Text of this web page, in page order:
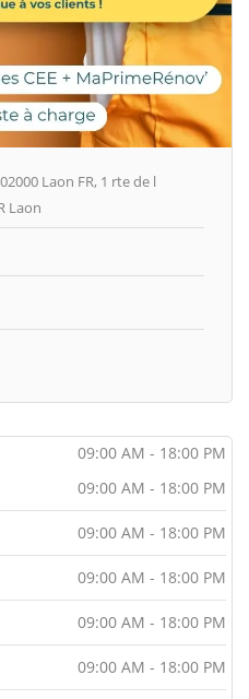
Laon FR, 1 rte de l
Laon
09:00 AM - 18:00 PM
09:00 AM - 18:00 PM
09:00 AM - 18:00 PM
09:00 AM - 18:00 PM
09:00 AM - 18:00 PM
09:00 AM - 18:00 PM